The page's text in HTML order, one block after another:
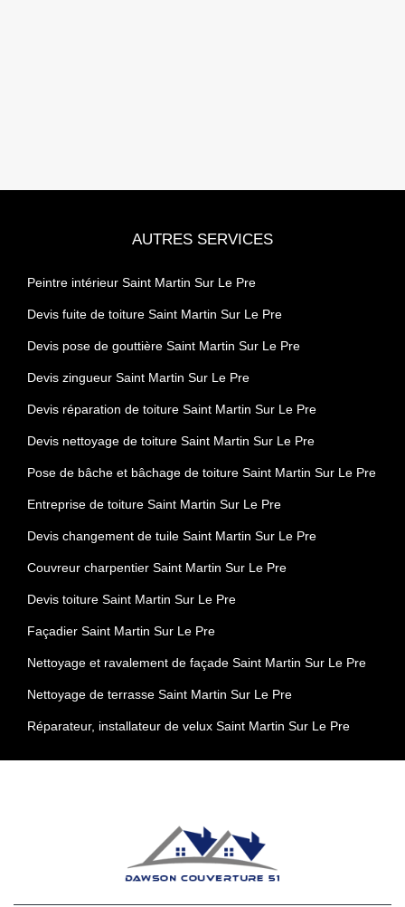
AUTRES SERVICES
Peintre intérieur Saint Martin Sur Le Pre
Devis fuite de toiture Saint Martin Sur Le Pre
Devis pose de gouttière Saint Martin Sur Le Pre
Devis zingueur Saint Martin Sur Le Pre
Devis réparation de toiture Saint Martin Sur Le Pre
Devis nettoyage de toiture Saint Martin Sur Le Pre
Pose de bâche et bâchage de toiture Saint Martin Sur Le Pre
Entreprise de toiture Saint Martin Sur Le Pre
Devis changement de tuile Saint Martin Sur Le Pre
Couvreur charpentier Saint Martin Sur Le Pre
Devis toiture Saint Martin Sur Le Pre
Façadier Saint Martin Sur Le Pre
Nettoyage et ravalement de façade Saint Martin Sur Le Pre
Nettoyage de terrasse Saint Martin Sur Le Pre
Réparateur, installateur de velux Saint Martin Sur Le Pre